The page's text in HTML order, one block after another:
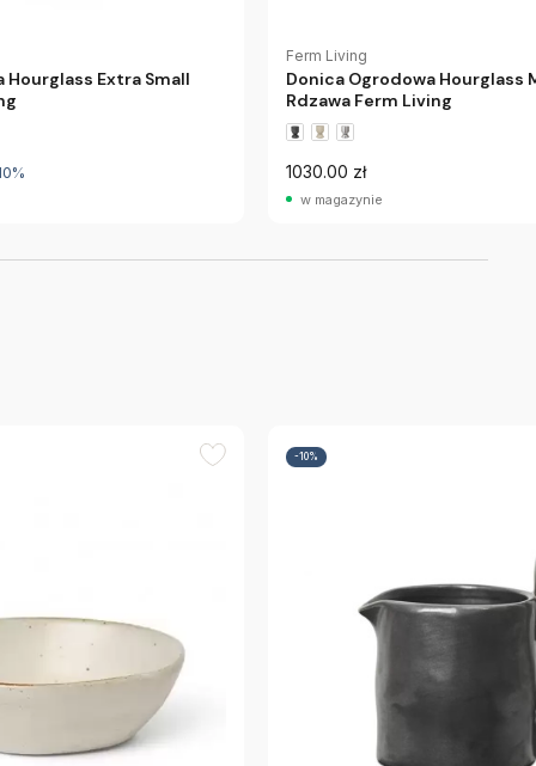
Hourglass Extra Small
Ferm Living
Donica Ogrodowa Hourglass
Rdzawa Ferm Living
1030.00 zł
w magazynie
-10%